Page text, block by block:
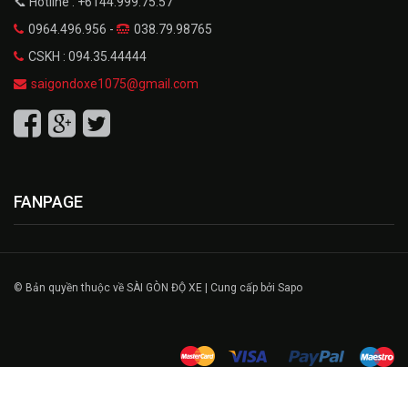
0964.496.956 -
038.79.98765
CSKH : 094.35.44444
saigondoxe1075@gmail.com
FANPAGE
© Bản quyền thuộc về SÀI GÒN ĐỘ XE | Cung cấp bởi Sapo